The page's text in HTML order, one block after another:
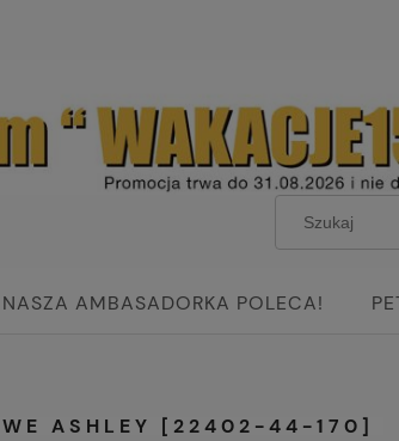
NASZA AMBASADORKA POLECA!
ASHLEY [22402-44-170]